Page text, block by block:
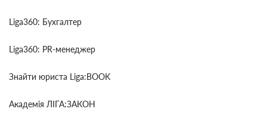
Liga360: Бухгалтер
Liga360: PR-менеджер
Знайти юриста Liga:BOOK
Академія ЛІГА:ЗАКОН